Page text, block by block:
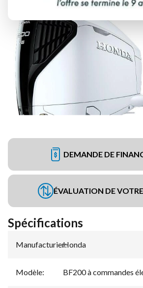
DEMANDE DE
ÉVALUATION DE
Spécifications
Manufacturier:
Honda
Modèle: BF200 à commandes